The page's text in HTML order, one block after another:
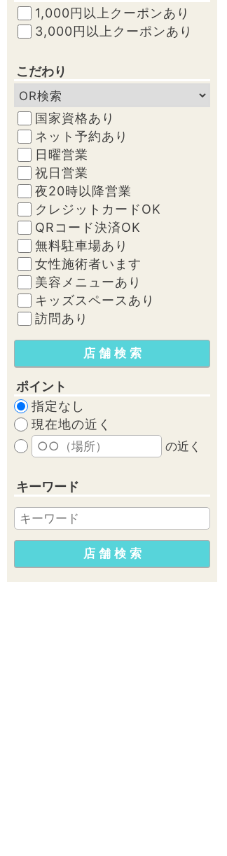
1,000円以上クーポンあり
3,000円以上クーポンあり
こだわり
国家資格あり
ネット予約あり
日曜営業
祝日営業
夜20時以降営業
クレジットカードOK
QRコード決済OK
無料駐車場あり
女性施術者います
美容メニューあり
キッズスペースあり
訪問あり
ポイント
指定なし
現在地の近く
の近く
キーワード